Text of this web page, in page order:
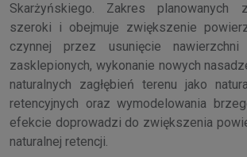
Skarżyńskiego. Zakres
szeroki i obejmuje zwiększenie
czynnej przez usunięcie
zasklepionych, wykonanie nowych
naturalnych zagłębień terenu jako
retencyjnych oraz wymodelowania
efekcie doprowadzi do zwiększenia
naturalnej retencji.